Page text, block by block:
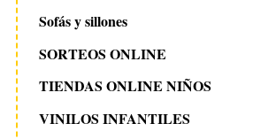
Sofás y sillones
SORTEOS ONLINE
TIENDAS ONLINE NIÑOS
VINILOS INFANTILES